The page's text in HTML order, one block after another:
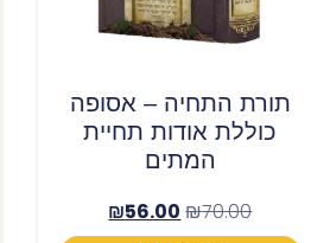
תורת התחיה – אסופה
כוללת אודות תחיית
המתים
₪70.00
₪56.00